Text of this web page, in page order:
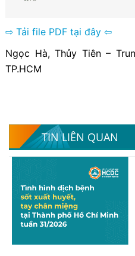
⇨ Tải file PDF tại đây ⇦
Ngọc Hà, Thủy Tiên –
TP.HCM
TIN LIÊN QUAN